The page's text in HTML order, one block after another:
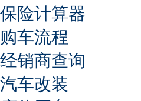
保险计算器
购车流程
经销商查询
汽车改装